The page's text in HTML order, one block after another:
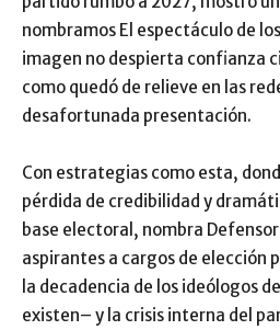
nombramos El espectáculo de
imagen no despierta confianza
como quedó de relieve en las
desafortunada presentación.
Con estrategias como esta,
pérdida de credibilidad y
base electoral, nombra
aspirantes a cargos de elección
la decadencia de los ideólogos
existen– y la crisis interna del